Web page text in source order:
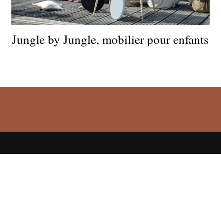
Jungle by Jungle, mobilier pour enfants